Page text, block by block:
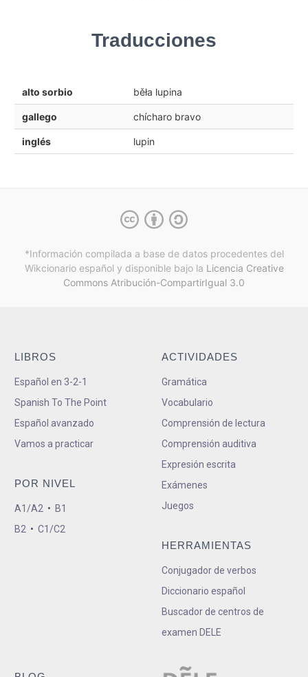
Traducciones
alto sorbio běła lupina
gallego chícharo bravo
inglés lupin
*Información compilada a base de datos procedentes del
Wikcionario español y disponible bajo la Licencia Creative
Commons Atribución-CompartirIgual 3.0
LIBROS
Español en 3-2-1
Spanish To The Point
Español avanzado
Vamos a practicar
POR NIVEL
A1/A2 • B1
B2 • C1/C2
ACTIVIDADES
Gramática
Vocabulario
Comprensión de lectura
Comprensión auditiva
Expresión escrita
Exámenes
Juegos
HERRAMIENTAS
Conjugador de verbos
Diccionario español
Buscador de centros de
examen DELE